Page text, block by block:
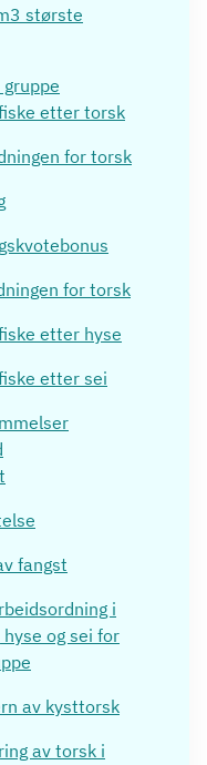
største
etter torsk
for torsk
for torsk
etter hyse
etter sei
fangst
i
og sei for
av kysttorsk
av torsk i